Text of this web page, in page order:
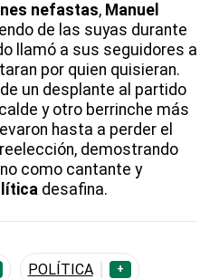
nefastas, Manuel
de las suyas durante
llamó a sus seguidores a
por quien quisieran.
un desplante al partido
y otro berrinche más
hasta a perder el
demostrando
como cantante y
desafina.
POLÍTICA +